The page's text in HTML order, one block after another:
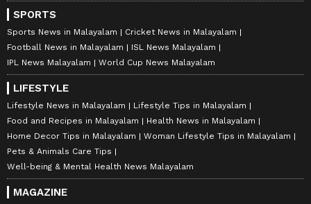
SPORTS
Sports News in Malayalam
Cricket News in Malayalam
Football News in Malayalam
ISL News Malayalam
IPL News Malayalam
World Cup News Malayalam
LIFESTYLE
Lifestyle News in Malayalam
Lifestyle Tips in Malayalam
Food and Recipes in Malayalam
Health News in Malayalam
Home Decor Tips in Malayalam
Woman Lifestyle Tips in Malayalam
Pets & Animals Care Tips
Well-being & Mental Health News Malayalam
MAGAZINE